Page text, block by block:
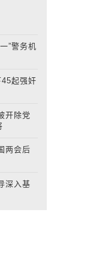
”警务机
起强奸
开除党
两会后
深入基